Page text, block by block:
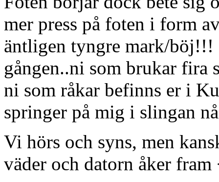
mer press på foten i form
äntligen tyngre mark/böj!!!
gången..ni som brukar fira
ni som råkar befinns er i
springer på mig i slingan
Vi hörs och syns, men
väder och datorn åker fram